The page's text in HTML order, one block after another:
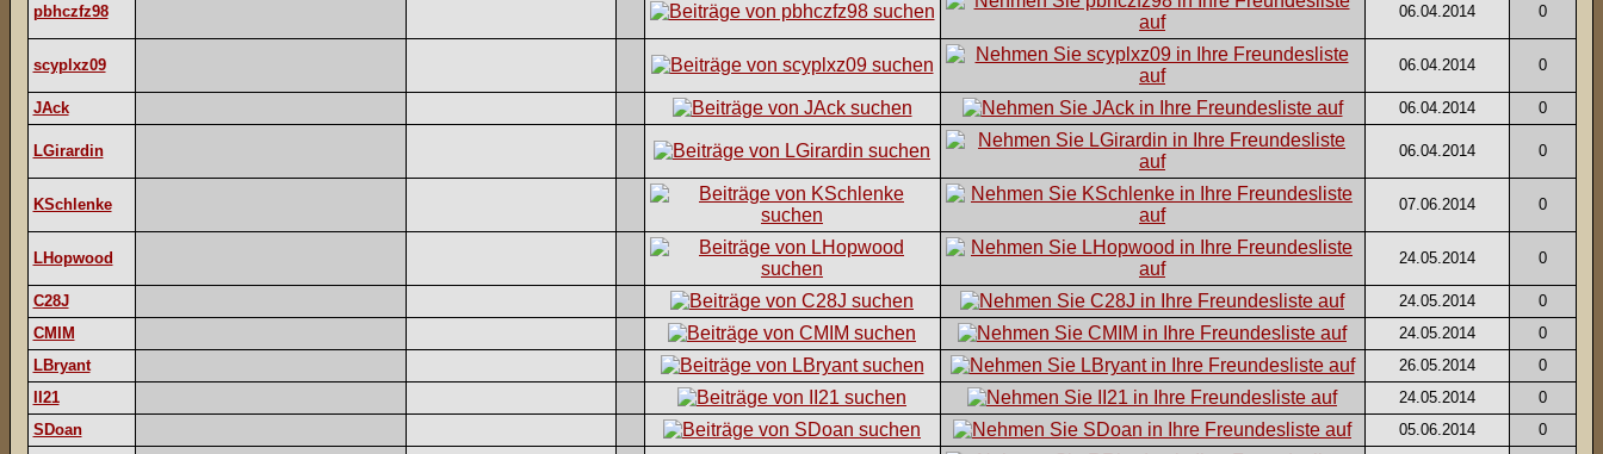
pbhczfz98 06.04.2014 0
scyplxz09 06.04.2014 0
JAck 06.04.2014 0
LGirardin 06.04.2014 0
KSchlenke 07.06.2014 0
LHopwood 24.05.2014 0
C28J 24.05.2014
0
CMIM
24.05.2014
0
LBryant
26.05.2014
0
II21
24.05.2014
0
SDoan
05.06.2014 0